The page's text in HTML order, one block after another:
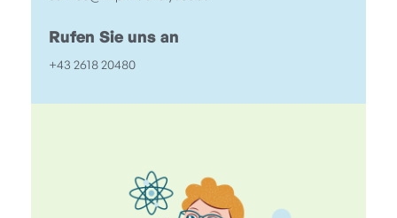
Rufen Sie uns an
+43 2618 20480